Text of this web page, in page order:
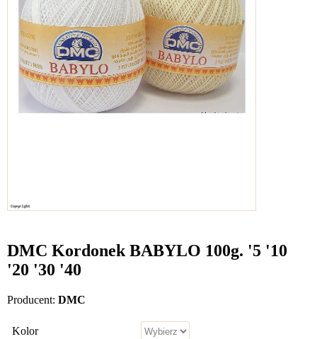
DMC Kordonek BABYLO 100g. '5 '10
'20 '30 '40
Producent: DMC
Kolor